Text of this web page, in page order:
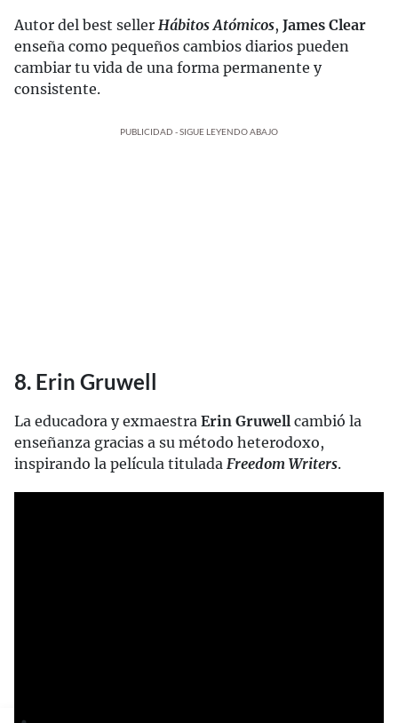
Autor del best seller Hábitos Atómicos, James Clear
enseña como pequeños cambios diarios pueden
cambiar tu vida de una forma permanente y
consistente.
PUBLICIDAD - SIGUE LEYENDO ABAJO
8. Erin Gruwell
La educadora y exmaestra Erin Gruwell cambió la
enseñanza gracias a su método heterodoxo,
inspirando la película titulada Freedom Writers.